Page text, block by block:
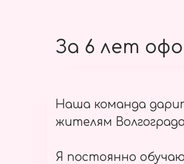
За 6 лет
Наша команда
жителям
Я постоянно